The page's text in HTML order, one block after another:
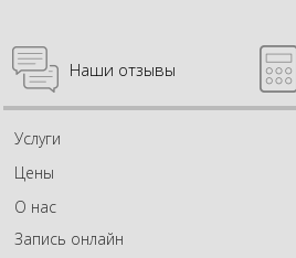
Наши отзывы
Услуги
Цены
О нас
Запись онлайн